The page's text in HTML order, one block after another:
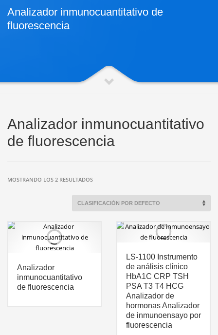
Analizador inmunocuantitativo de
fluorescencia
Analizador inmunocuantitativo
de fluorescencia
MOSTRANDO LOS 2 RESULTADOS
Analizador
inmunocuantitativo
de fluorescencia
LS-1100 Instrumento
de análisis clínico
HbA1C CRP TSH
PSA T3 T4 HCG
Analizador de
hormonas Analizador
de inmunoensayo por
fluorescencia